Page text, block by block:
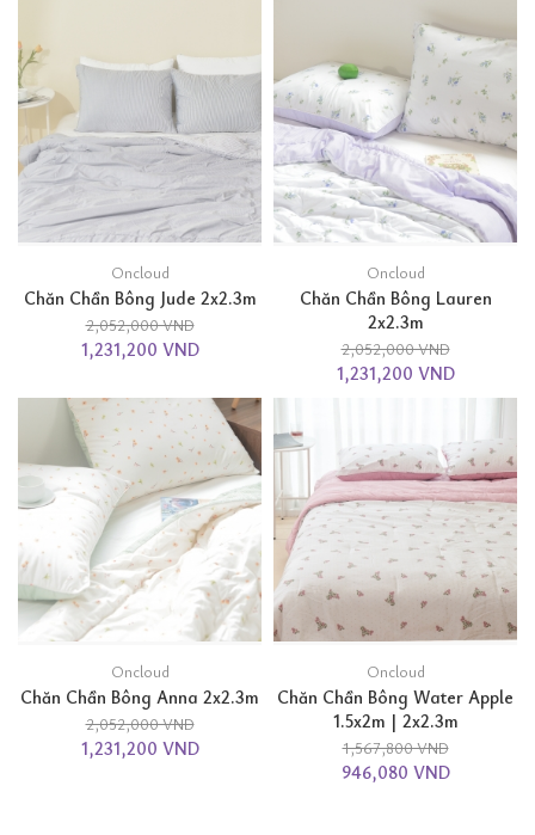
Oncloud
Chăn Chần Bông Jude 2x2.3m
2,052,000 VND
1,231,200 VND
Oncloud
Chăn Chần Bông Lauren
2x2.3m
2,052,000 VND
1,231,200 VND
Oncloud
Chăn Chần Bông Anna 2x2.3m
2,052,000 VND
1,231,200 VND
Oncloud
Chăn Chần Bông Water Apple
1.5x2m | 2x2.3m
1,567,800 VND
946,080 VND